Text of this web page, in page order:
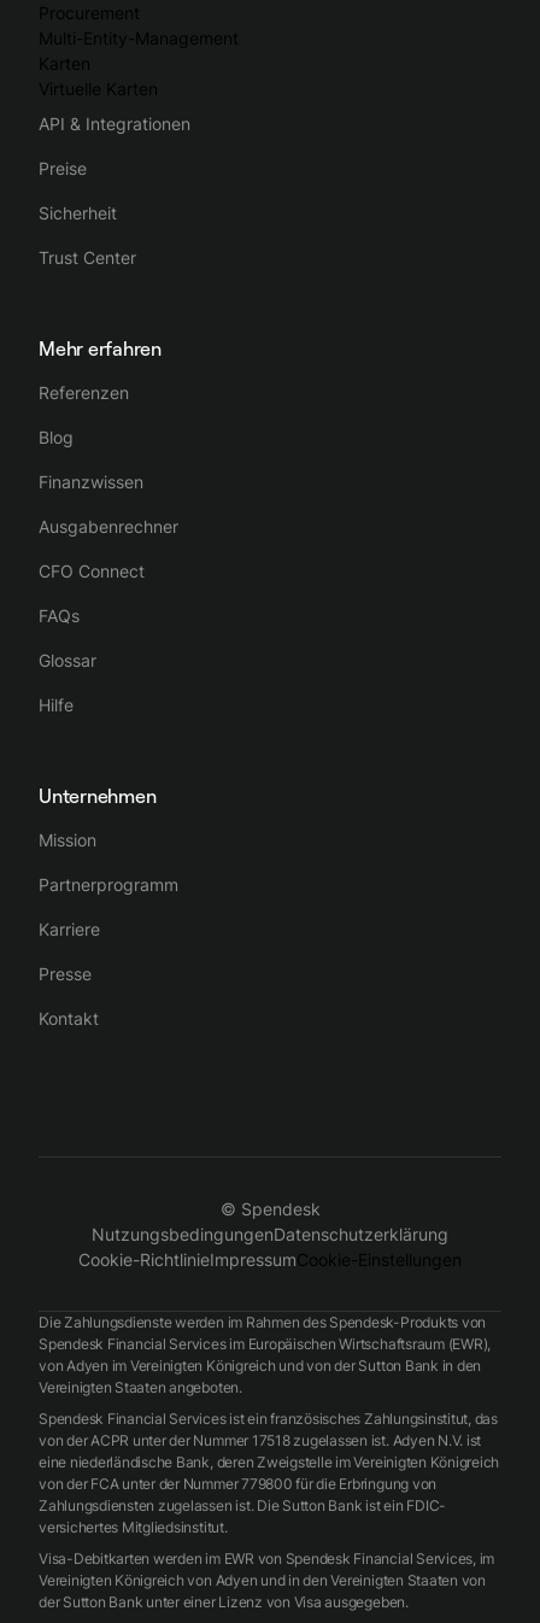
Procurement
Multi-Entity-Management
Karten
Virtuelle Karten
API & Integrationen
Preise
Sicherheit
Trust Center
Mehr erfahren
Referenzen
Blog
Finanzwissen
Ausgabenrechner
CFO Connect
FAQs
Glossar
Hilfe
Unternehmen
Mission
Partnerprogramm
Karriere
Presse
Kontakt
© Spendesk
NutzungsbedingungenDatenschutzerklärung
Cookie-RichtlinieImpressumCookie-Einstellungen
Die Zahlungsdienste werden im Rahmen des Spendesk-Produkts von
Spendesk Financial Services im Europäischen Wirtschaftsraum (EWR),
von Adyen im Vereinigten Königreich und von der Sutton Bank in den
Vereinigten Staaten angeboten.
Spendesk Financial Services ist ein französisches Zahlungsinstitut, das
von der ACPR unter der Nummer 17518 zugelassen ist. Adyen N.V. ist
eine niederländische Bank, deren Zweigstelle im Vereinigten Königreich
von der FCA unter der Nummer 779800 für die Erbringung von
Zahlungsdiensten zugelassen ist. Die Sutton Bank ist ein FDIC-
versichertes Mitgliedsinstitut.
Visa-Debitkarten werden im EWR von Spendesk Financial Services, im
Vereinigten Königreich von Adyen und in den Vereinigten Staaten von
der Sutton Bank unter einer Lizenz von Visa ausgegeben.